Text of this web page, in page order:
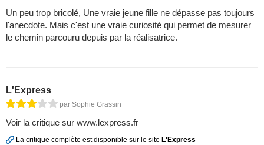
Un peu trop bricolé, Une vraie jeune fille ne dépasse pas toujours
l'anecdote. Mais c'est une vraie curiosité qui permet de mesurer
le chemin parcouru depuis par la réalisatrice.
L'Express
par Sophie Grassin
Voir la critique sur www.lexpress.fr
La critique complète est disponible sur le site L'Express